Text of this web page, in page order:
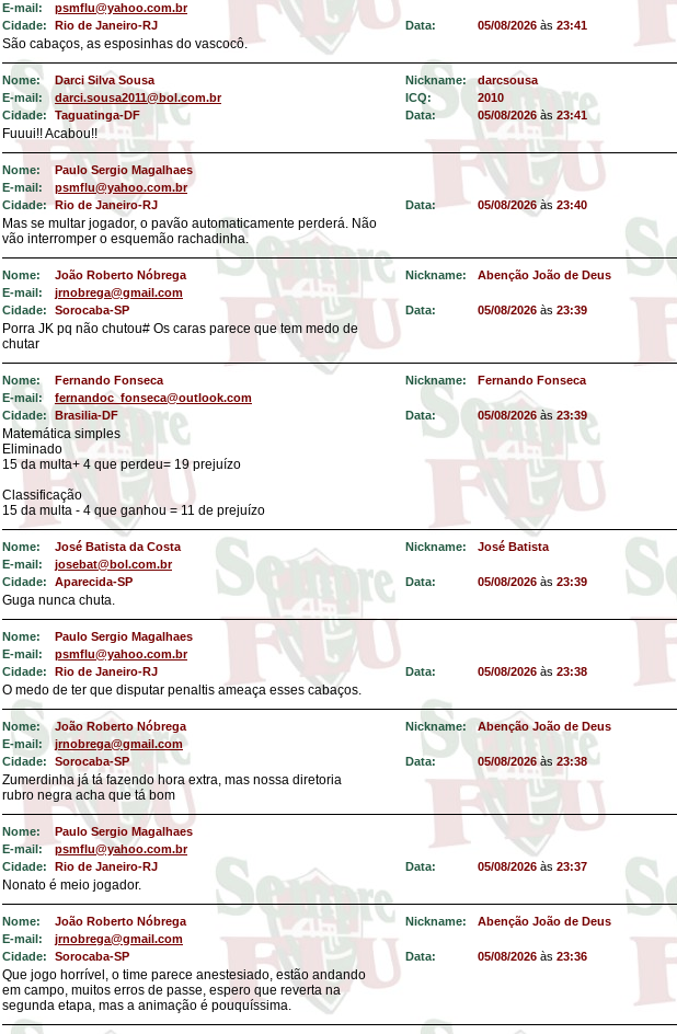
E-mail:
psmflu@yahoo.com.br
Cidade:
Rio de Janeiro-RJ Data: 05/08/2026 às 23:41
São cabaços, as esposinhas do vascocô.
Nome: Darci Silva Sousa Nickname:
darcsousa
E-mail:
darci.sousa2011@bol.com.br ICQ:
2010
Cidade:
Taguatinga-DF Data: 05/08/2026às 23:41
Fuuui!! Acabou!!
Nome:
Paulo Sergio Magalhaes
E-mail:
psmflu@yahoo.com.br
Cidade: Rio de Janeiro-RJ Data: 05/08/2026às 23:40
Mas se multar jogador, o pavão automaticamente perderá. Não
vão interromper o esquemão rachadinha.
Nome: João Roberto Nóbrega Nickname:
Abenção João de Deus
E-mail:
jrnobrega@gmail.com
Cidade:
Sorocaba-SP Data: 05/08/2026 às 23:39
Porra JK pq não chutou# Os caras parece que tem medo de
chutar
Nome: Fernando Fonseca Nickname:
Fernando Fonseca
E-mail:
fernandoc_fonseca@outlook.com
Cidade:
Brasilia-DF Data: 05/08/2026 às23:39
Matemática simples
Eliminado
15 da multa+ 4 que perdeu= 19 prejuízo
Classificação
15 da multa - 4 que ganhou = 11 de prejuízo
Nome: José Batista da Costa Nickname:
José Batista
E-mail:
josebat@bol.com.br
Cidade:
Aparecida-SP Data: 05/08/2026 às 23:39
Guga nunca chuta.
Nome:
Paulo Sergio Magalhaes
E-mail:
psmflu@yahoo.com.br
Cidade:
Rio de Janeiro-RJ Data: 05/08/2026 às 23:38
O medo de ter que disputar penaltis ameaça esses cabaços.
Nome: João Roberto Nóbrega Nickname:
Abenção João de Deus
E-mail:
jrnobrega@gmail.com
Cidade:
Sorocaba-SP Data: 05/08/2026às 23:38
Zumerdinha já tá fazendo hora extra, mas nossa diretoria
rubro negra acha que tá bom
Nome:
Paulo Sergio Magalhaes
E-mail:
psmflu@yahoo.com.br
Cidade:
Rio de Janeiro-RJ Data: 05/08/2026 às 23:37
Nonato é meio jogador.
Nome: João Roberto Nóbrega Nickname:
Abenção João de Deus
E-mail:
jrnobrega@gmail.com
Cidade:
Sorocaba-SP Data: 05/08/2026 às 23:36
Que jogo horrível, o time parece anestesiado, estão andando
em campo, muitos erros de passe, espero que reverta na
segunda etapa, mas a animação é pouquíssima.